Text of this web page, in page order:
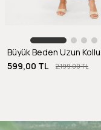
599,00 TL
2.199,00 TL